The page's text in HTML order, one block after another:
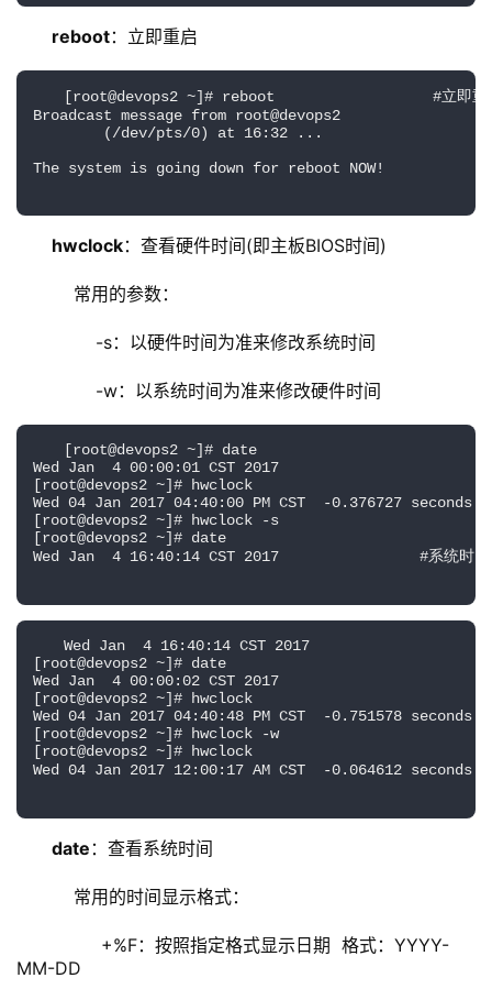
reboot：立即重启
[root@devops2 ~]# reboot                  #立即重
Broadcast message from root@devops2
(/dev/pts/0) at 16:32 ...
The system is going down for reboot NOW!
hwclock：查看硬件时间(即主板BIOS时间)
常用的参数：
-s：以硬件时间为准来修改系统时间
-w：以系统时间为准来修改硬件时间
[root@devops2 ~]# date
Wed Jan  4 00:00:01 CST 2017
[root@devops2 ~]# hwclock
Wed 04 Jan 2017 04:40:00 PM CST  -0.376727 seconds
[root@devops2 ~]# hwclock -s
[root@devops2 ~]# date
Wed Jan  4 16:40:14 CST 2017                #系统时
Wed Jan  4 16:40:14 CST 2017
[root@devops2 ~]# date
Wed Jan  4 00:00:02 CST 2017
[root@devops2 ~]# hwclock
Wed 04 Jan 2017 04:40:48 PM CST  -0.751578 seconds
[root@devops2 ~]# hwclock -w
[root@devops2 ~]# hwclock
Wed 04 Jan 2017 12:00:17 AM CST  -0.064612 seconds
date ：查看系统时间
常用的时间显示格式：
+%F：按照指定格式显示日期  格式：YYYY-
MM-DD